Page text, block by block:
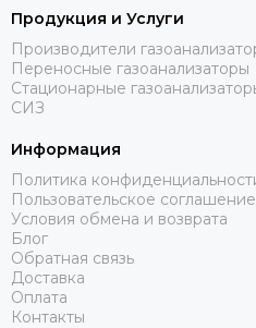
Продукция и Услуги
Производители
Переносные газоанализаторы
Стационарные
СИЗ
Информация
Политика
Пользовательское соглашение
Условия обмена и возврата
Блог
Обратная связь
Доставка
Оплата
Контакты